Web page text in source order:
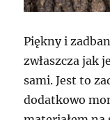
Piękny i
zwłaszcza jak
sami. Jest to
dodatkowo